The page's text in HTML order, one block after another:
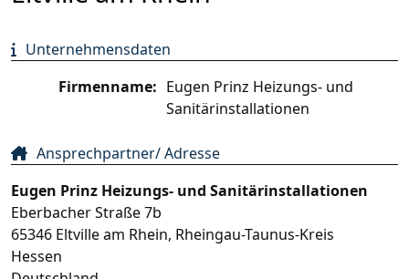
Unternehmensdaten
Firmenname: Eugen Prinz Heizungs- und
Sanitärinstallationen
Ansprechpartner/ Adresse
Eugen Prinz Heizungs- und Sanitärinstallationen
Eberbacher Straße 7b
65346 Eltville am Rhein, Rheingau-Taunus-Kreis
Hessen